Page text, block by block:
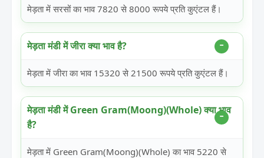
मेड़ता में सरसों का भाव 7820 से 8000 रूपये प्रति कुएंटल हैं।
मेड़ता मंडी में जीरा क्या भाव है?
मेड़ता में जीरा का भाव 15320 से 21500 रूपये प्रति कुएंटल हैं।
मेड़ता मंडी में Green Gram(Moong)(Whole) क्या भाव
है?
मेड़ता में Green Gram(Moong)(Whole) का भाव 5220 से